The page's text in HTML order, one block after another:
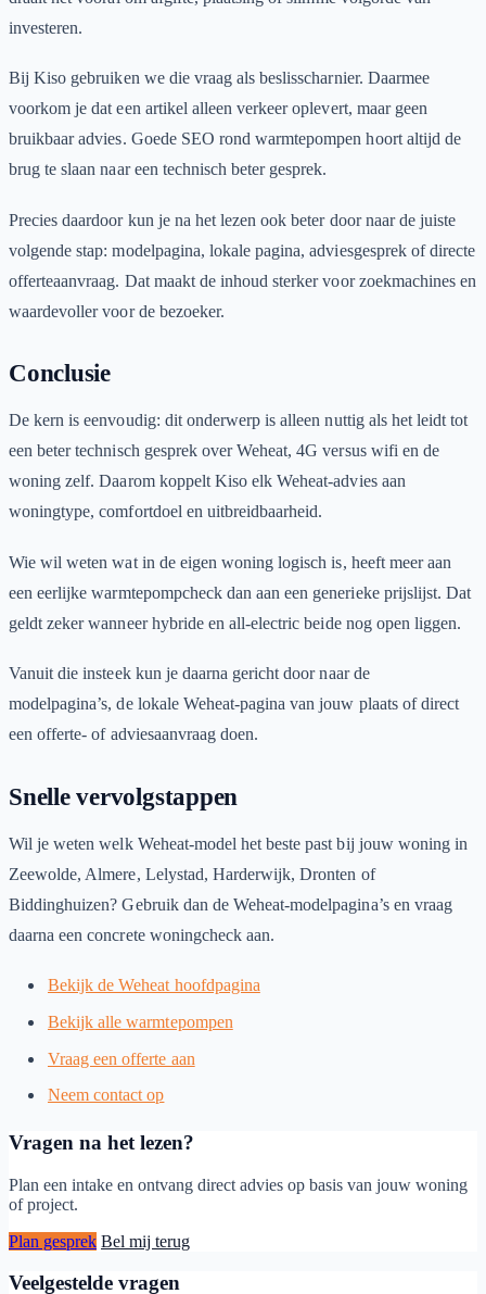
investeren.
Bij Kiso gebruiken we die vraag als beslisscharnier. Daarmee
voorkom je dat een artikel alleen verkeer oplevert, maar geen
bruikbaar advies. Goede SEO rond warmtepompen hoort altijd de
brug te slaan naar een technisch beter gesprek.
Precies daardoor kun je na het lezen ook beter door naar de juiste
volgende stap: modelpagina, lokale pagina, adviesgesprek of directe
offerteaanvraag. Dat maakt de inhoud sterker voor zoekmachines en
waardevoller voor de bezoeker.
Conclusie
De kern is eenvoudig: dit onderwerp is alleen nuttig als het leidt tot
een beter technisch gesprek over Weheat, 4G versus wifi en de
woning zelf. Daarom koppelt Kiso elk Weheat-advies aan
woningtype, comfortdoel en uitbreidbaarheid.
Wie wil weten wat in de eigen woning logisch is, heeft meer aan
een eerlijke warmtepompcheck dan aan een generieke prijslijst. Dat
geldt zeker wanneer hybride en all-electric beide nog open liggen.
Vanuit die insteek kun je daarna gericht door naar de
modelpagina’s, de lokale Weheat-pagina van jouw plaats of direct
een offerte- of adviesaanvraag doen.
Snelle vervolgstappen
Wil je weten welk Weheat-model het beste past bij jouw woning in
Zeewolde, Almere, Lelystad, Harderwijk, Dronten of
Biddinghuizen? Gebruik dan de Weheat-modelpagina’s en vraag
daarna een concrete woningcheck aan.
Bekijk de Weheat hoofdpagina
Bekijk alle warmtepompen
Vraag een offerte aan
Neem contact op
Vragen na het lezen?
Plan een intake en ontvang direct advies op basis van jouw woning
of project.
Plan gesprek Bel mij terug
Veelgestelde vragen